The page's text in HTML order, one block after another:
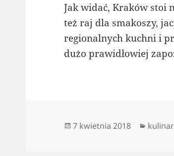
Jak widać, Kraków stoi
też raj dla smakoszy,
regionalnych kuchni i
dużo prawidłowiej
Data
7 kwietnia 2018